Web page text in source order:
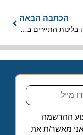
הכתבה הבאה
ההרשמה
מאשר/ת את